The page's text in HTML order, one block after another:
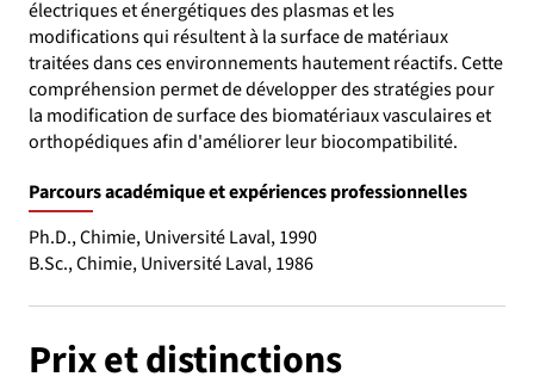
électriques et énergétiques des plasmas et les
modifications qui résultent à la surface de matériaux
traitées dans ces environnements hautement réactifs. Cette
compréhension permet de développer des stratégies pour
la modification de surface des biomatériaux vasculaires et
orthopédiques afin d'améliorer leur biocompatibilité.
Parcours académique et expériences professionnelles
Ph.D., Chimie, Université Laval, 1990
B.Sc., Chimie, Université Laval, 1986
Prix et distinctions